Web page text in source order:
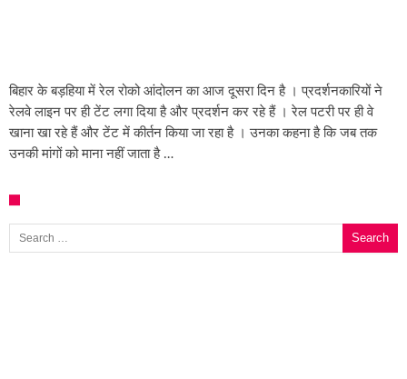
बिहार के बड़हिया में रेल रोको आंदोलन का आज दूसरा दिन है । प्रदर्शनकारियों ने
रेलवे लाइन पर ही टेंट लगा दिया है और प्रदर्शन कर रहे हैं । रेल पटरी पर ही वे
खाना खा रहे हैं और टेंट में कीर्तन किया जा रहा है । उनका कहना है कि जब तक
उनकी मांगों को माना नहीं जाता है …
Search for: